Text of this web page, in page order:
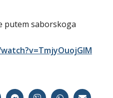
putem saborskoga